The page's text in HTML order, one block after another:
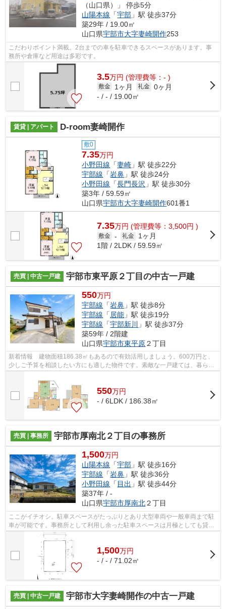
（山口県）」 停歩5分
山陽本線 「宇部 」駅 徒歩37分
築29年 / 19.00㎡
山口県宇部市大字妻崎開作253
こだわりポイント満載。2台までの車を駐車できるスペースがあります。事
務所や倉庫など用途は多彩です。
3.5万円 (管理費等：- )
敷金 1ヶ月 礼金 0ヶ月
- / - / 19.00㎡
賃貸 | アパート D-room妻崎開作
敷0
7.35万円
小野田線 「妻崎 」駅 徒歩22分
宇部線 「岩鼻 」駅 徒歩24分
小野田線 「長門長沢 」駅 徒歩30分
築3年 / 59.59㎡
山口県宇部市大字妻崎開作601番1
7.35万円 (管理費等：3,500円 )
敷金 - 礼金
1ヶ月
1階 / 2LDK / 59.59㎡
売買 | 中古一戸建 宇部市東平原２丁目の中古一戸建
550万円
宇部線 「岩鼻 」駅 徒歩8分
宇部線 「居能 」駅 徒歩19分
宇部線 「宇部新川 」駅 徒歩37分
築59年 / 2階建
山口県宇部市東平原２丁目
新着情報 建物面積186.38㎡もあるので有効活用しましょう。600万円と、
少しご予算を相談したい方にも適した物件です。素敵な一戸建ては、暮らし
550万円
- / 6LDK / 186.38㎡
売買 | 事務所 宇部市厚南北２丁目の事務所
1,500万円
山陽本線 「宇部 」駅 徒歩16分
宇部線 「岩鼻 」駅 徒歩36分
小野田線 「 目出 」駅 徒歩44分
築37年 / -
山口県宇部市厚南北２丁目
ここがイチオシ。駐車スペースがたっぷりとあり大型車両や一般車両まで駐
車が可能です。事務所として利用し余った駐車スペースは月極としても貸し
出し可能です。また平屋建ての建物は...
1,500万円
- / - / 71.02㎡
売買 | 中古一戸建 宇部市大字妻崎開作の中古一戸建